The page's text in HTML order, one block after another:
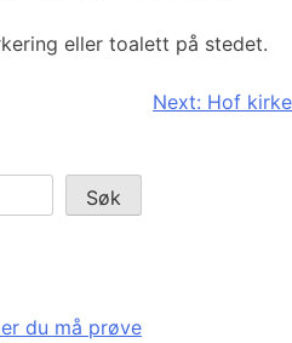
eller toalett på stedet.
Next: Hof kirke
Søk
du må prøve